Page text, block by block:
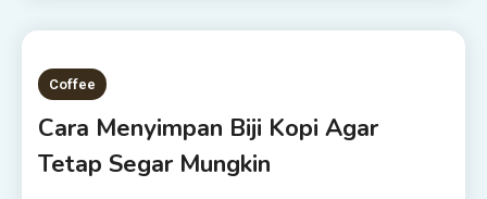
Coffee
Cara Menyimpan Biji Kopi Agar
Tetap Segar Mungkin